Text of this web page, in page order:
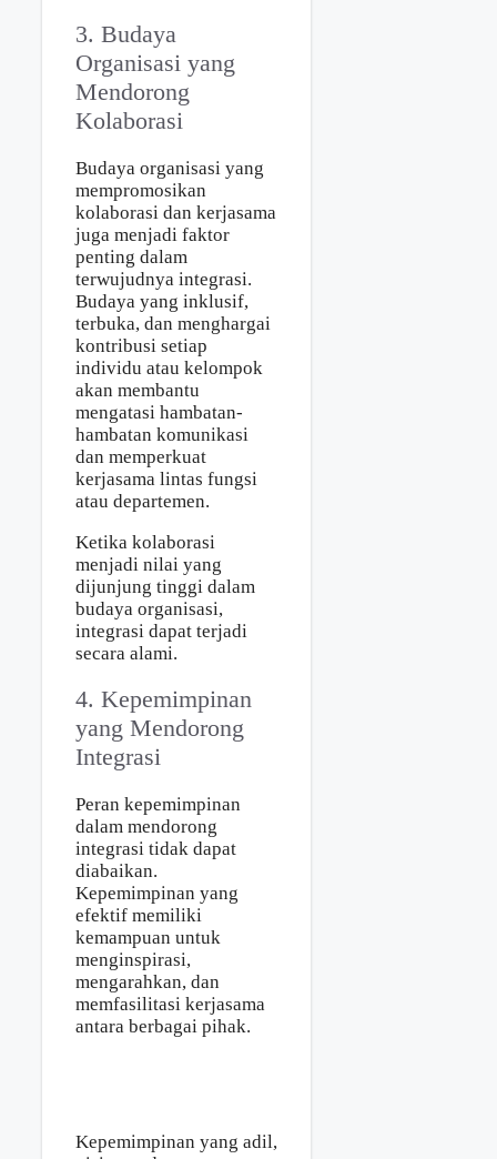
3. Budaya
Organisasi yang
Mendorong
Kolaborasi
Budaya organisasi yang
mempromosikan
kolaborasi dan kerjasama
juga menjadi faktor
penting dalam
terwujudnya integrasi.
Budaya yang inklusif,
terbuka, dan menghargai
kontribusi setiap
individu atau kelompok
akan membantu
mengatasi hambatan-
hambatan komunikasi
dan memperkuat
kerjasama lintas fungsi
atau departemen.
Ketika kolaborasi
menjadi nilai yang
dijunjung tinggi dalam
budaya organisasi,
integrasi dapat terjadi
secara alami.
4. Kepemimpinan
yang Mendorong
Integrasi
Peran kepemimpinan
dalam mendorong
integrasi tidak dapat
diabaikan.
Kepemimpinan yang
efektif memiliki
kemampuan untuk
menginspirasi,
mengarahkan, dan
memfasilitasi kerjasama
antara berbagai pihak.
Kepemimpinan yang adil,